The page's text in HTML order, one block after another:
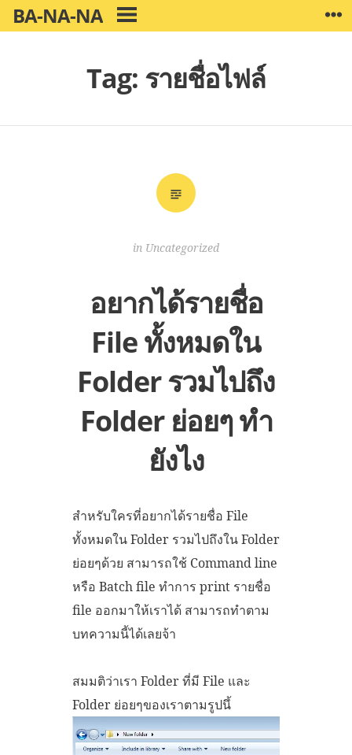
Skip
to
BA-NA-NA
PRIMARY
MENU
Tag: รายชื่อไฟล์
in Uncategorized
อยากได้รายชื่อ
File ทั้งหมดใน
Folder รวมไปถึง
Folder ย่อยๆ ทำ
ยังไง
สำหรับใครที่อยากได้รายชื่อ File
ทั้งหมดใน Folder รวมไปถึงใน Folder
ย่อยๆด้วย สามารถใช้ Command line
หรือ Batch file ทำการ print รายชื่อ
file ออกมาให้เราได้ สามารถทำตาม
บทความนี้ได้เลยจ้า
สมมติว่าเรา Folder ที่มี File และ
Folder ย่อยๆของเราตามรูปนึ้